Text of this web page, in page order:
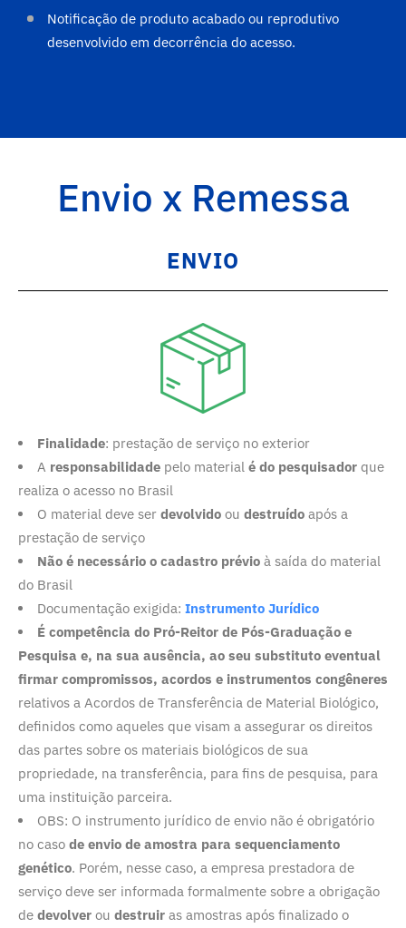
Notificação de produto acabado ou reprodutivo
desenvolvido em decorrência do acesso.
Envio x Remessa
ENVIO
Finalidade: prestação de serviço no exterior
A responsabilidade pelo material é do pesquisador que
realiza o acesso no Brasil
O material deve ser devolvido ou destruído após a
prestação de serviço
Não é necessário o cadastro prévio à saída do material
do Brasil
Documentação exigida: Instrumento Jurídico
É competência do Pró-Reitor de Pós-Graduação e
Pesquisa e, na sua ausência, ao seu substituto eventual
firmar compromissos, acordos e instrumentos congêneres
relativos a Acordos de Transferência de Material Biológico,
definidos como aqueles que visam a assegurar os direitos
das partes sobre os materiais biológicos de sua
propriedade, na transferência, para fins de pesquisa, para
uma instituição parceira.
OBS: O instrumento jurídico de envio não é obrigatório
no caso de envio de amostra para sequenciamento
genético. Porém, nesse caso, a empresa prestadora de
serviço deve ser informada formalmente sobre a obrigação
de devolver ou destruir as amostras após finalizado o